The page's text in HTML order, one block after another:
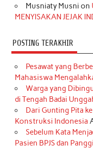
Musniaty Musni on
MENYISAKAN JEJAK
POSTING TERAKHIR
Pesawat yang
Mahasiswa
Warga yang
di Tengah Badai
Dari Gunting Pita
Konstruksi Indonesia
Sebelum Kata
Pasien BPJS dan